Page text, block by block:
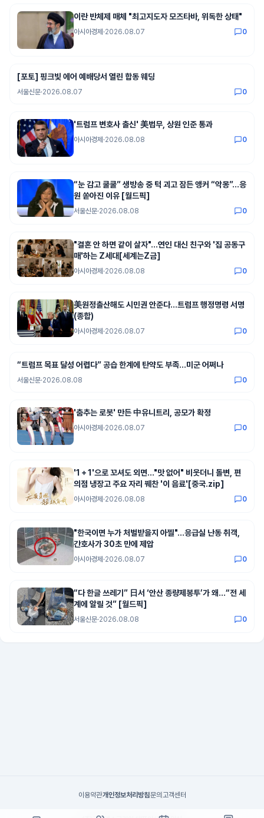
이란 반체제 매체 "최고지도자 모즈타바, 위독한 상태"
아시아경제 ·2026.08.07 0
[포토] 핑크빛 에어 예배당서 열린 합동 웨딩
서울신문·2026.08.07 0
'트럼프 변호사 출신' 美법무, 상원 인준 통과
아시아경제 ·2026.08.08 0
“눈 감고 쿨쿨” 생방송 중 턱 괴고 잠든 앵커 “악몽”…응
원 쏟아진 이유 [월드픽]
서울신문·2026.08.08 0
"결혼 안 하면 같이 살자"…연인 대신 친구와 '집 공동구
매'하는 Z세대[세계는Z금]
아시아경제 ·2026.08.08 0
美원정출산해도 시민권 안준다…트럼프 행정명령 서명
(종합)
아시아경제 ·2026.08.07 0
“트럼프 목표 달성 어렵다” 공습 한계에 탄약도 부족…미군 어쩌나
서울신문·2026.08.08 0
'춤추는 로봇' 만든 中유니트리, 공모가 확정
아시아경제 ·2026.08.07 0
'1＋1'으로 꼬셔도 외면…"맛 없어" 비웃더니 돌변, 편
의점 냉장고 주요 자리 꿰찬 '이 음료'[중국.zip]
아시아경제 ·2026.08.08 0
"한국이면 누가 처벌받을지 아찔"…응급실 난동 취객,
간호사가 30초 만에 제압
아시아경제 ·2026.08.07 0
“다 한글 쓰레기” 日서 ‘안산 종량제봉투’가 왜…“전 세
계에 알릴 것” [월드픽]
서울신문·2026.08.08 0
이용약관개인정보처리방침문의 고객센터